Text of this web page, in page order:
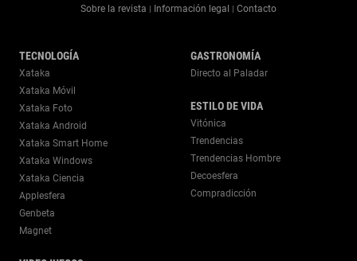
Sobre la revista | Información legal | Contacto
TECNOLOGÍA
Xataka
Xataka Móvil
Xataka Foto
Xataka Android
Xataka Smart Home
Xataka Windows
Xataka Ciencia
Applesfera
Genbeta
Magnet
GASTRONOMÍA
Directo al Paladar
ESTILO DE VIDA
Vitónica
Trendencias
Trendencias Hombre
Decoesfera
Compradicción